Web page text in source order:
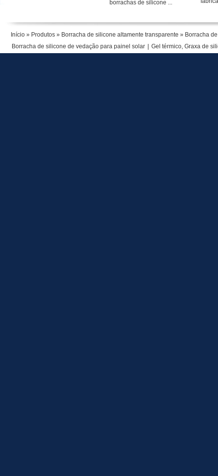
borrachas de silicone ...
Início » Produtos » Borracha de silicone altamente transparente » Borracha
Borracha de silicone de vedação para painel solar
Gel térmico, Graxa de